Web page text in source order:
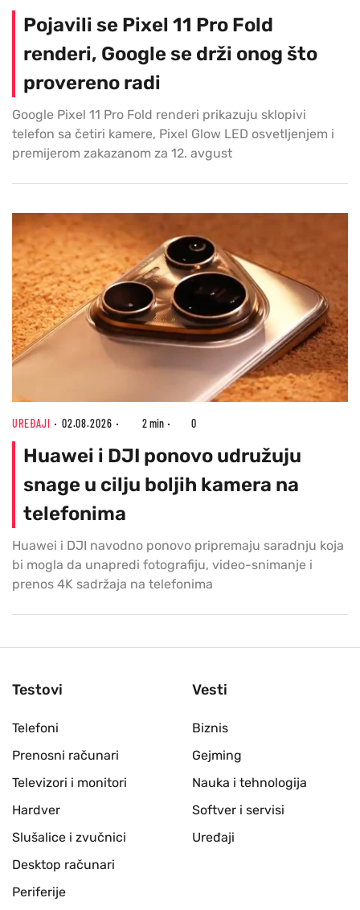
Pojavili se Pixel 11 Pro Fold
renderi, Google se drži onog što
provereno radi
Google Pixel 11 Pro Fold renderi prikazuju sklopivi
telefon sa četiri kamere, Pixel Glow LED osvetljenjem i
premijerom zakazanom za 12. avgust
UREĐAJI 02.08.2026 2 min 0
Huawei i DJI ponovo udružuju
snage u cilju boljih kamera na
telefonima
Huawei i DJI navodno ponovo pripremaju saradnju koja
bi mogla da unapredi fotografiju, video-snimanje i
prenos 4K sadržaja na telefonima
Testovi
Telefoni
Prenosni računari
Televizori i monitori
Hardver
Slušalice i zvučnici
Desktop računari
Periferije
Vesti
Biznis
Gejming
Nauka i tehnologija
Softver i servisi
Uređaji